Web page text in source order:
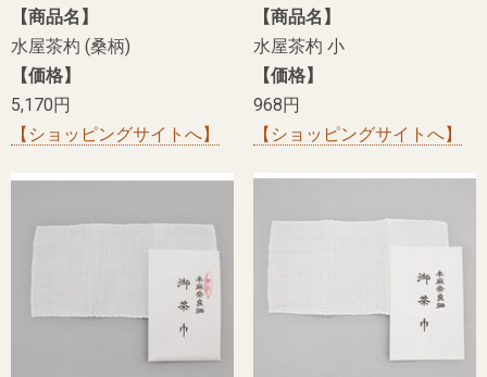
【商品名】
水屋茶杓 (桑柄)
【価格】
5,170円
【ショッピングサイトへ】
【商品名】
水屋茶杓 小
【価格】
968円
【ショッピングサイトへ】